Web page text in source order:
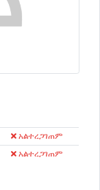
አልተረጋገጠም
አልተረጋገጠም